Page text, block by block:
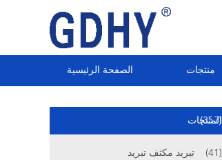
الصفحة الرئيسية منتجات
المنتجات(357)
تبريد مكثف تبريد (41)